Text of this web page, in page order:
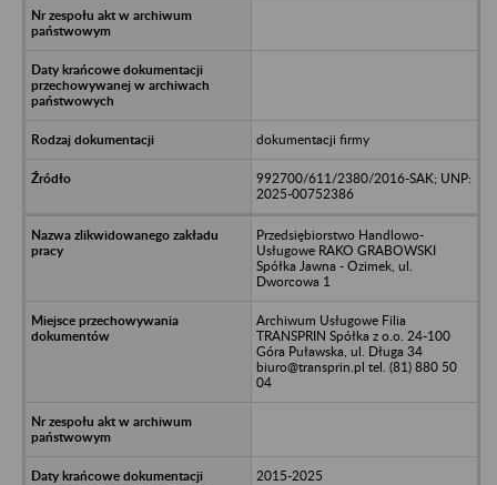
dokumentacji firmy
992700/611/2380/2016-SAK; UNP:
2025-00752386
Przedsiębiorstwo Handlowo-
Usługowe RAKO GRABOWSKI
Spółka Jawna - Ozimek, ul.
Dworcowa 1
Archiwum Usługowe Filia
TRANSPRIN Spółka z o.o. 24-100
Góra Puławska, ul. Długa 34
biuro@transprin.pl tel. (81) 880 50
04
2015-2025